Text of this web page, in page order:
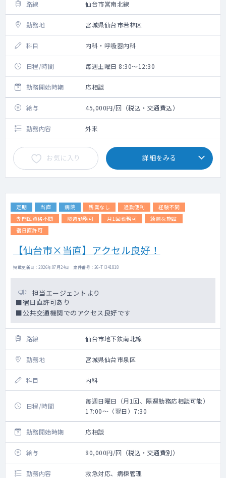
路線 仙台市営南北線
勤務地 宮城県仙台市若林区
科目 内科・呼吸器内科
日程/時間 毎週土曜日 8:30～12:30
勤務開始時期 応相談
給与 45,000円/回（税込・交通費込）
勤務内容 外来
お気に入り 詳細をみる
定期 当直 病院 残業なし 通勤便利
経験不問
専門医資格不問
隔週勤務可 月1回勤務可
綺麗な施設
宿日直許可
【仙台市×当直】アクセル良好！
掲載更新日 : 2026年07月24日 案件番号 : 26-TI341818
担当エージェントより
■宿日直許可あり
■公共交通機関でのアクセス良好です
路線 仙台市地下鉄南北線
勤務地 宮城県仙台市泉区
科目 内科
日程/時間
毎週日曜日（月1回、隔週勤務応相談可能）
17:00～（翌日）7:30
勤務開始時期 応相談
給与 80,000円/回（税込・交通費別）
勤務内容 救急対応、病棟管理